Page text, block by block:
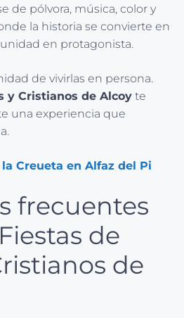
de pólvora, música, color y
la historia se convierte en
en protagonista.
de vivirlas en persona.
y Cristianos de Alcoy te
una experiencia que
Creueta en Alfaz del Pi
frecuentes
de
de